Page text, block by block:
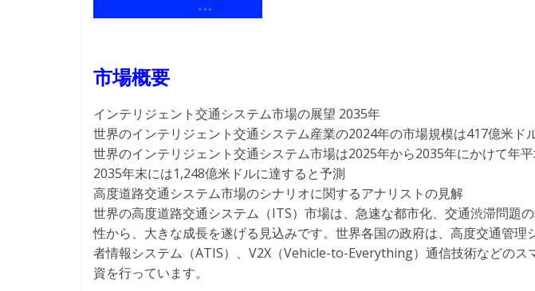
市場概要
インテリジェント交通システム市場の展望 2035年
世界のインテリジェント交通システム産業の2024年の市場規模は417億米ド
世界のインテリジェント交通システム市場は2025年から2035年にかけて年平
2035年末には1,248億米ドルに達すると予測
高度道路交通システム市場のシナリオに関するアナリストの見解
世界の高度道路交通システム（ITS）市場は、急速な都市化、交通渋滞問題
性から、大きな成長を遂げる見込みです。世界各国の政府は、高度交通管理
者情報システム（ATIS）、V2X（Vehicle-to-Everything）通信技術などのス
資を行っています。